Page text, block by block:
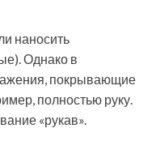
наносить
Однако в
покрывающие
полностью руку.
«рукав».